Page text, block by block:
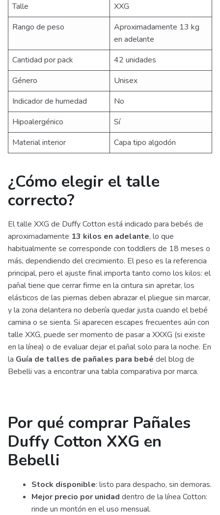
Talle
XXG
Rango de peso
Aproximadamente 13 kg
en adelante
Cantidad por pack
42 unidades
Género
Unisex
Indicador de humedad
No
Hipoalergénico
Sí
Material interior
Capa tipo algodón
¿Cómo elegir el talle
correcto?
El talle XXG de Duffy Cotton está indicado para bebés de
aproximadamente 13 kilos en adelante, lo que
habitualmente se corresponde con toddlers de 18 meses o
más, dependiendo del crecimiento. El peso es la referencia
principal, pero el ajuste final importa tanto como los kilos: el
pañal tiene que cerrar firme en la cintura sin apretar, los
elásticos de las piernas deben abrazar el pliegue sin marcar,
y la zona delantera no debería quedar justa cuando el bebé
camina o se sienta. Si aparecen escapes frecuentes aún con
talle XXG, puede ser momento de pasar a XXXG (si existe
en la línea) o de evaluar dejar el pañal solo para la noche. En
la Guía de talles de pañales para bebé del blog de
Bebelli vas a encontrar una tabla comparativa por marca.
Por qué comprar Pañales
Duffy Cotton XXG en
Bebelli
Stock disponible: listo para despacho, sin demoras.
Mejor precio por unidad dentro de la línea Cotton:
rinde un montón en el uso mensual.